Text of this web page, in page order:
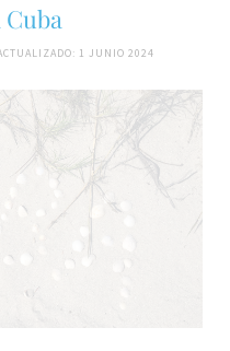
1 JUNIO 2024